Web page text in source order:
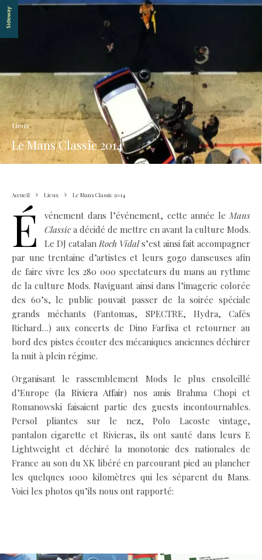
Lieux
Le Mans Classic 2014
Accueil Lieux Le Mans Classic 2014
É vénement dans l’événement, cette année leMans
Classica décidé de mettre en avant la culture Mods.
Le DJ catalanRoch Vidals’est ainsi fait accompagner
par une trentaine d’artistes et leurs gogo danseuses afin
de faire vivre les 280 000 spectateurs du mans au rythme
de la culture Mods. Naviguant ainsi dans l’imagerie colorée
des 60’s, le public pouvait passer de la soirée spéciale
grands méchants (Fantomas, SPECTRE, Hydra, Cafés
Richard…) aux concerts de Dino Farfisa et retourner au
bord des pistes écouter des mécaniques anciennes déchirer
la nuit à plein régime.
Organisant le rassemblement Mods le plus ensoleillé
d’Europe (la Riviera Affair) nos amis Brahma Chopi et
Romanowski faisaient partie des guests incontournables.
Persol pliantes sur le nez, Polo Lacoste vintage,
pantalon cigarette et Rivieras, ils ont sauté dans leurs E
Lightweight et déchiré la monotonie des nationales de
France au son du XK libéré en parcourant pied au plancher
les quelques 1000 kilomètres qui les séparent du Mans.
Voici les photos qu’ils nous ont rapporté: